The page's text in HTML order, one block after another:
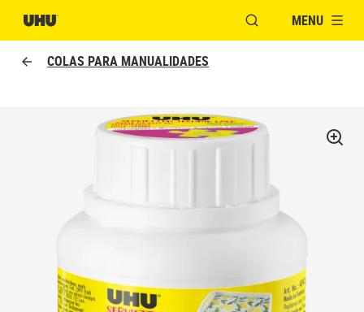
ABRIR JANELA
MENU
COLAS PARA MANUALIDADES